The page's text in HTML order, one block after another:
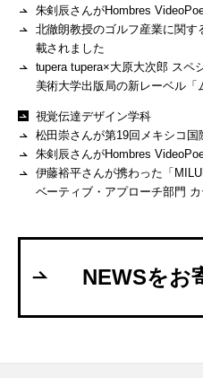
朱剣辰さんがHombres
北徹朗教授のゴルフ産業に関
載されました
tupera tupera×大原大次郎 スペ
美術大学出版局の新レーベル
視覚伝達デザイン学科
松田崇さんが第19回メキシコ
朱剣辰さんがHombres
伊藤裕平さんが携わった「
ベーティブ・アプローチ部門
NEWSをお